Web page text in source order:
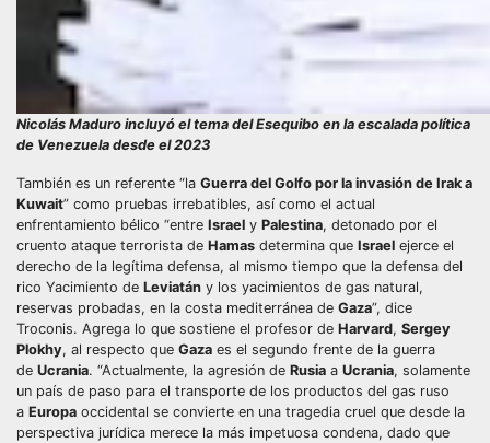
Nicolás Maduro incluyó el tema del Esequibo en la escalada política
de Venezuela desde el 2023
También es un referente “la Guerra del Golfo por la invasión de Irak a
Kuwait” como pruebas irrebatibles, así como el actual
enfrentamiento bélico “entre Israel y Palestina, detonado por el
cruento ataque terrorista de Hamas determina que Israel ejerce el
derecho de la legítima defensa, al mismo tiempo que la defensa del
rico Yacimiento de Leviatán y los yacimientos de gas natural,
reservas probadas, en la costa mediterránea de Gaza”, dice
Troconis. Agrega lo que sostiene el profesor de Harvard, Sergey
Plokhy, al respecto que Gaza es el segundo frente de la guerra
de Ucrania. “Actualmente, la agresión de Rusia a Ucrania, solamente
un país de paso para el transporte de los productos del gas ruso
a Europa occidental se convierte en una tragedia cruel que desde la
perspectiva jurídica merece la más impetuosa condena, dado que